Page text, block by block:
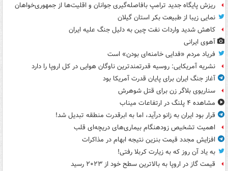
ریزش پایگاه جدید ترامپ بافاصله‌گیری جوانان و اقلیت‌ها از جمهوری‌خواهان
نمایی زیبا از طبیعت بکر استان گیلان
کاهش شدید واردات نفت چین به دلیل جنگ علیه ایران
آهوی ایرانی
فریاد مردم «فدایی خامنه‌ای بودن» است
نشریه آمریکایی: روسیه قدرتمندترین ناوگان هوایی در کل اروپا را دارد
آغاز جنگ ایران برای پایان قدرت آمریکا بود
سناریوی بلاگر زن برای قتل شوهرش
مشاهده ۴ پلنگ در ارتفاعات میناب
قرار بود ایران به زانو درآید، اما به ابرقدرت منطقه تبدیل شد!
اهمیت تشخیص زودهنگام بیماری‌های دریچه‌ای قلب
افزایش مجدد قیمت بنزین نتیجه ابهام در مذاکرات
به یاد آن روز که به زیارت کربلا رفتی!
قیمت گاز در اروپا به بالاترین سطح خود از ۲۰۲۳ رسید